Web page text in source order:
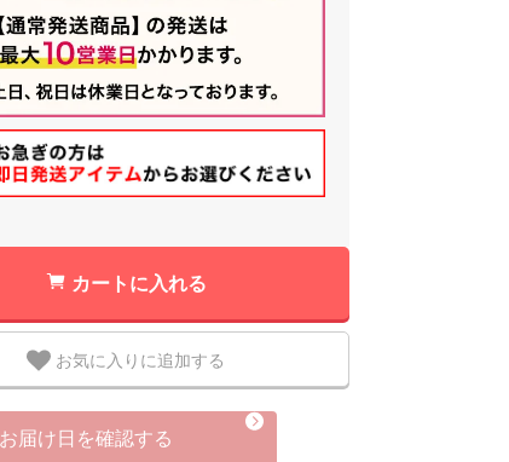
カートに入れる
お気に入りに追加する
お届け日を確認する